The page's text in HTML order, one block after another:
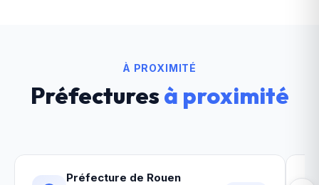
À PROXIMITÉ
Préfecturesà proximité
Préfecture de Rouen